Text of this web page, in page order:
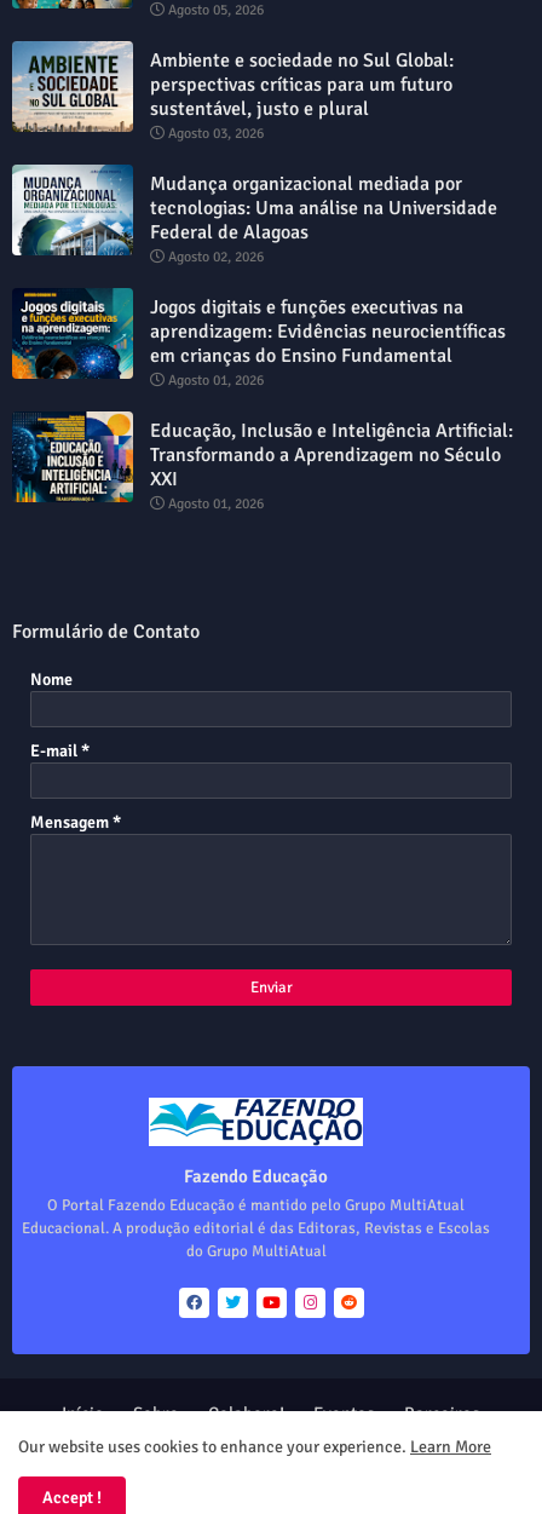
Agosto 05, 2026
Ambiente e sociedade no Sul Global:
perspectivas críticas para um futuro
sustentável, justo e plural
Agosto 03, 2026
Mudança organizacional mediada por
tecnologias: Uma análise na Universidade
Federal de Alagoas
Agosto 02, 2026
Jogos digitais e funções executivas na
aprendizagem: Evidências neurocientíficas
em crianças do Ensino Fundamental
Agosto 01, 2026
Educação, Inclusão e Inteligência Artificial:
Transformando a Aprendizagem no Século
XXI
Agosto 01, 2026
Formulário de Contato
Nome
E-mail*
Mensagem*
Fazendo Educação
O Portal Fazendo Educação é mantido pelo Grupo MultiAtual
Educacional. A produção editorial é das Editoras, Revistas e Escolas
do Grupo MultiAtual
Design by -
Início Sobre Colabore! Eventos
Parceiros
Produtos
Our website uses cookies to enhance your experience. Learn More
Accept !